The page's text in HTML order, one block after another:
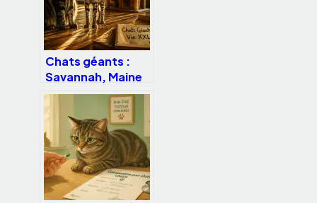
Chats géants :
Savannah, Maine
Coon et 5 races
impressionnantes
à découvrir